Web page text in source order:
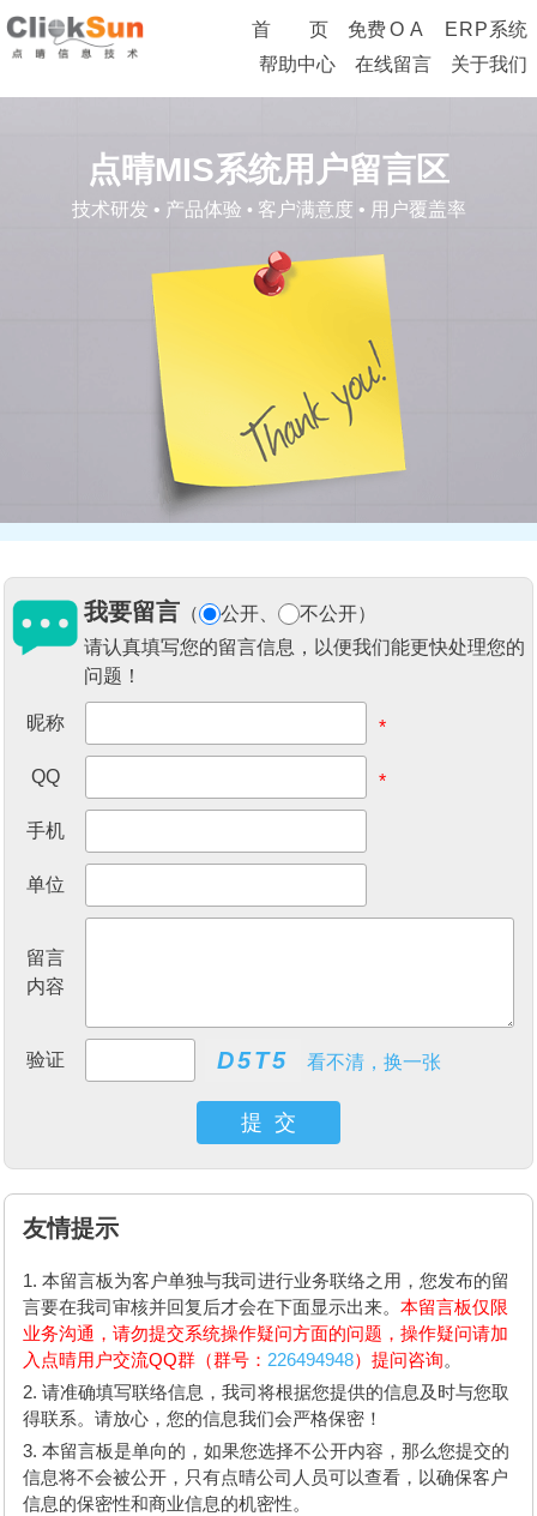
首 页 免费O A ERP系统
帮助中心
在线留言 关于我们
点晴MIS系统用户留言区
技术研发 • 产品体验 • 客户满意度 • 用户覆盖率
我要留言 （ 公开 、 不公开）
请认真填写您的留言信息，以便我们能更快处理您的
问题！
昵称 *
QQ *
手机
单位
留言
内容
验证 看不清，换一张
提 交
友情提示
本留言板为客户单独与我司进行业务联络之用，您发布的留
言要在我司审核并回复后才会在下面显示出来。本留言板仅限
业务沟通，请勿提交系统操作疑问方面的问题，操作疑问请加
入点晴用户交流QQ群（群号： 226494948）提问咨询。
请准确填写联络信息，我司将根据您提供的信息及时与您取
得联系。请放心，您的信息我们会严格保密！
本留言板是单向的，如果您选择不公开内容，那么您提交的
信息将不会被公开，只有点晴公司人员可以查看，以确保客户
信息的保密性和商业信息的机密性。